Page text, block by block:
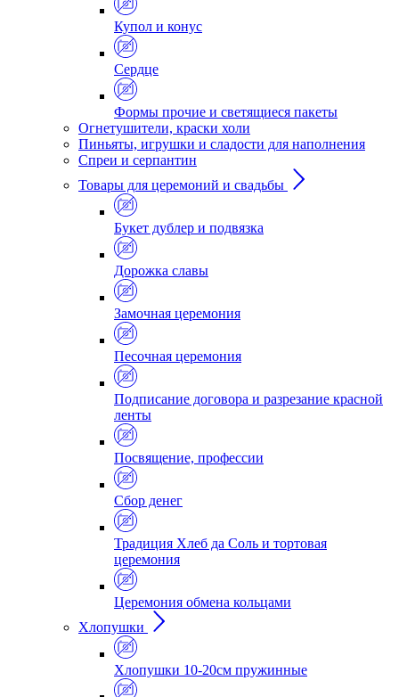
Купол и конус
Сердце
Формы прочие и светящиеся пакеты
Огнетушители, краски холи
Пиньяты, игрушки и сладости для наполнения
Спреи и серпантин
Товары для церемоний и свадьбы
Букет дублер и подвязка
Дорожка славы
Замочная церемония
Песочная церемония
Подписание договора и разрезание красной
ленты
Посвящение, профессии
Сбор денег
Традиция Хлеб да Соль и тортовая
церемония
Церемония обмена кольцами
Хлопушки
Хлопушки 10-20см пружинные